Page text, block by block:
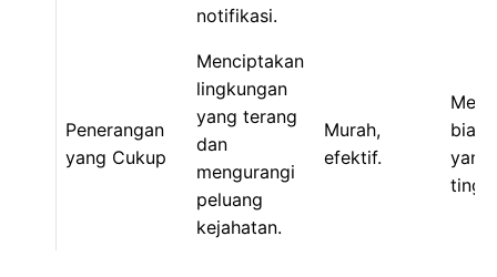
notifikasi.
Penerangan
yang Cukup
Menciptakan
lingkungan
yang terang
dan
mengurangi
peluang
kejahatan.
Murah,
efektif.
yang